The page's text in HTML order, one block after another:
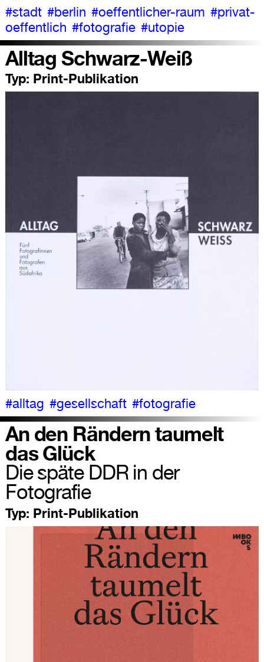
#stadt #berlin #oeffentlicher-raum #privat-
oeffentlich #fotografie #utopie
Alltag Schwarz-Weiß
Typ: Print-Publikation
#alltag #gesellschaft #fotografie
An den Rändern taumelt
das Glück
Die späte DDR in der
Fotografie
Typ: Print-Publikation